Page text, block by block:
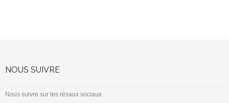
NOUS SUIVRE
Nous suivre sur les résaux sociaux